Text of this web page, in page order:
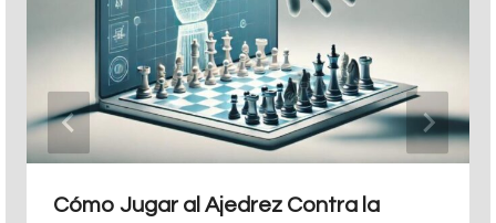
Cómo Jugar al Ajedrez Contra la